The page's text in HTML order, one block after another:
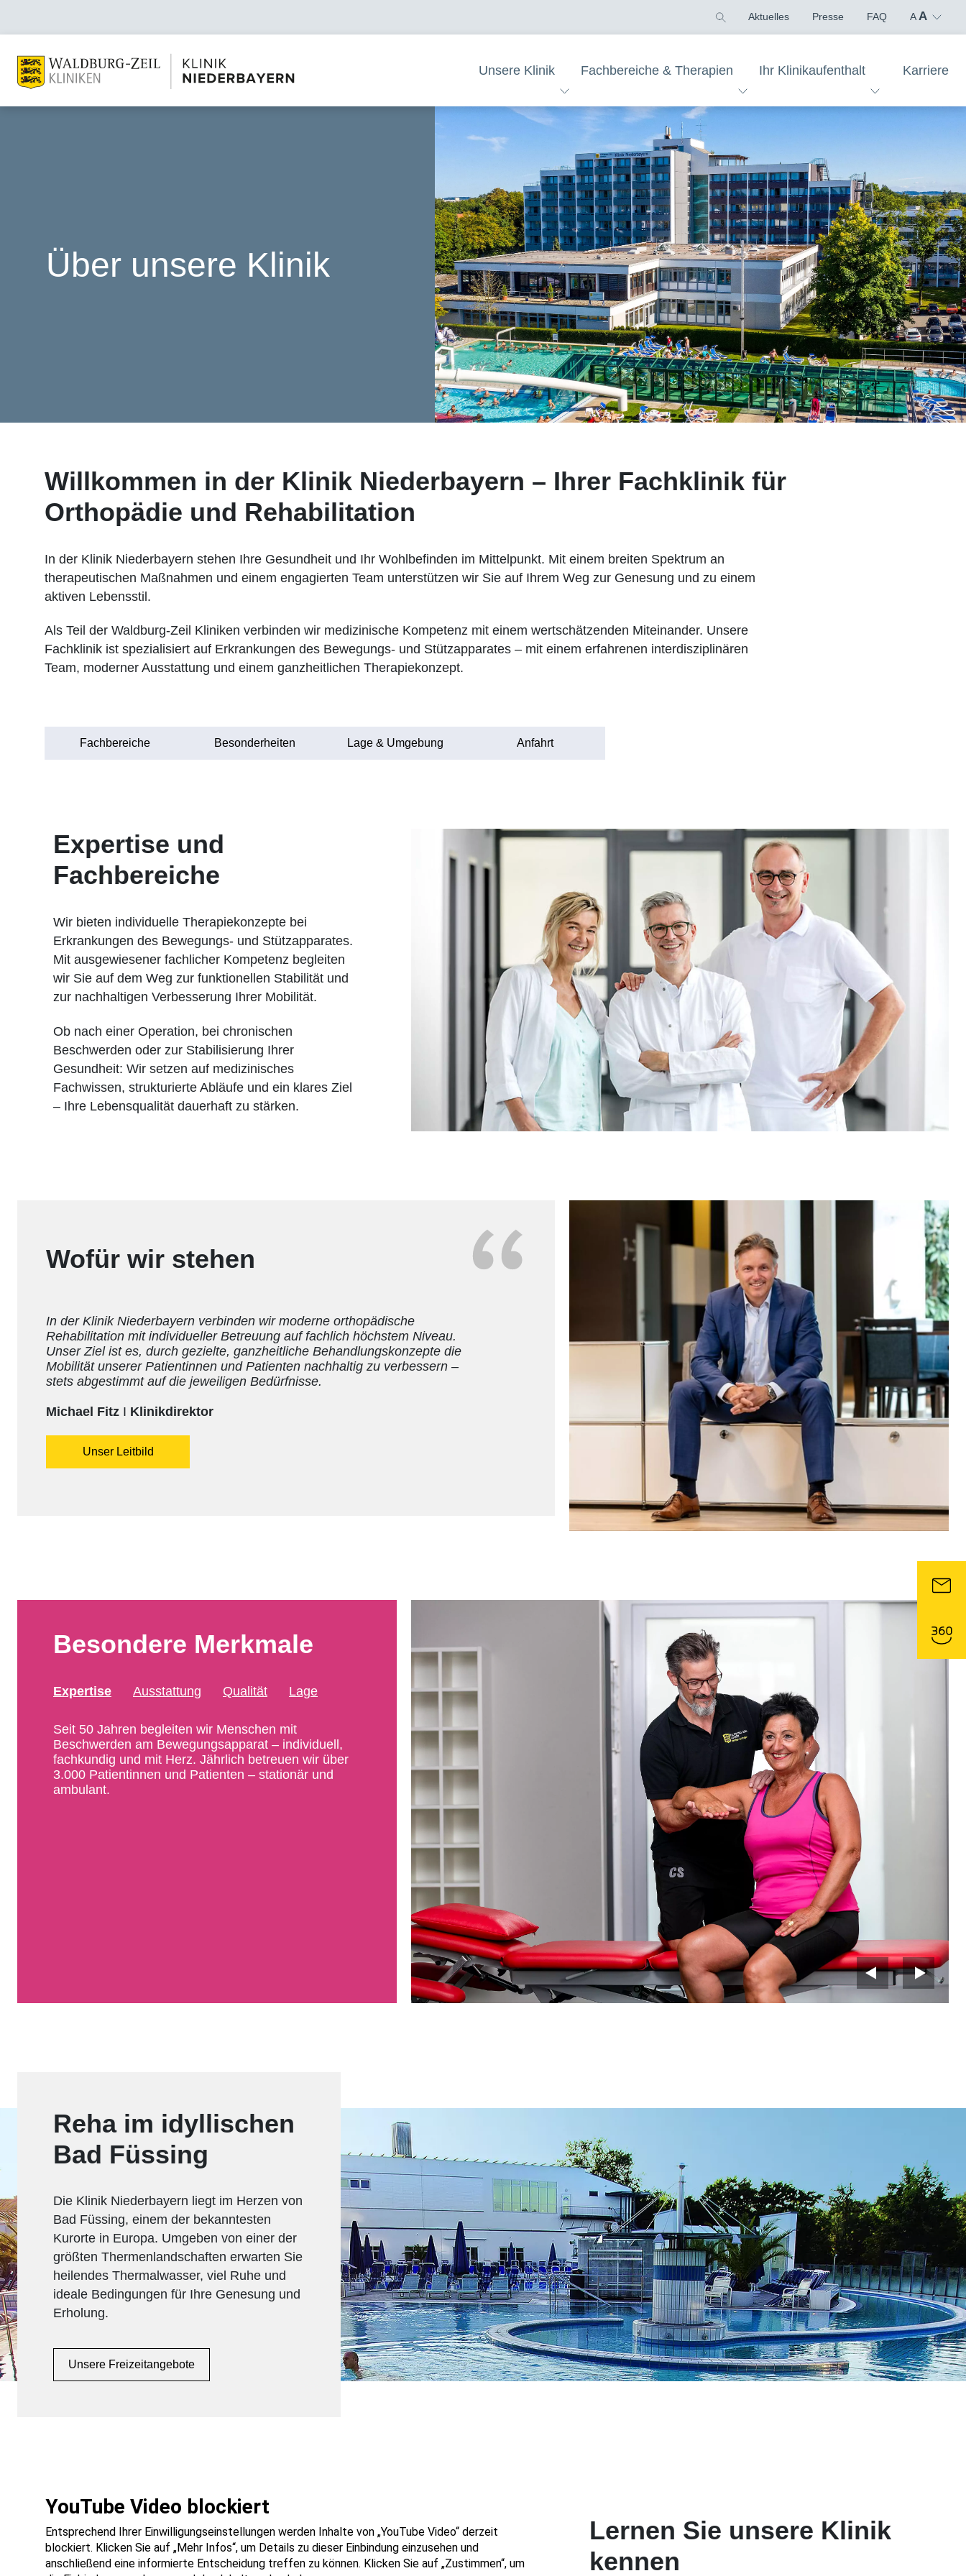
Aktuelles Presse FAQ A A
Unsere Klinik Fachbereiche & Therapien Ihr Klinikaufenthalt Karriere
Über unsere Klinik
Willkommen in der Klinik Niederbayern – Ihrer Fachklinik für
Orthopädie und Rehabilitation
In der Klinik Niederbayern stehen Ihre Gesundheit und Ihr Wohlbefinden im Mittelpunkt. Mit einem breiten Spektrum an
therapeutischen Maßnahmen und einem engagierten Team unterstützen wir Sie auf Ihrem Weg zur Genesung und zu einem
aktiven Lebensstil.
Als Teil der Waldburg-Zeil Kliniken verbinden wir medizinische Kompetenz mit einem wertschätzenden Miteinander. Unsere
Fachklinik ist spezialisiert auf Erkrankungen des Bewegungs- und Stützapparates – mit einem erfahrenen interdisziplinären
Team, moderner Ausstattung und einem ganzheitlichen Therapiekonzept.
Fachbereiche Besonderheiten Lage & Umgebung Anfahrt
Expertise und
Fachbereiche
Wir bieten individuelle Therapiekonzepte bei
Erkrankungen des Bewegungs- und Stützapparates.
Mit ausgewiesener fachlicher Kompetenz begleiten
wir Sie auf dem Weg zur funktionellen Stabilität und
zur nachhaltigen Verbesserung Ihrer Mobilität.
Ob nach einer Operation, bei chronischen
Beschwerden oder zur Stabilisierung Ihrer
Gesundheit: Wir setzen auf medizinisches
Fachwissen, strukturierte Abläufe und ein klares Ziel
– Ihre Lebensqualität dauerhaft zu stärken.
Wofür wir stehen
In der Klinik Niederbayern verbinden wir moderne orthopädische
Rehabilitation mit individueller Betreuung auf fachlich höchstem Niveau.
Unser Ziel ist es, durch gezielte, ganzheitliche Behandlungskonzepte die
Mobilität unserer Patientinnen und Patienten nachhaltig zu verbessern –
stets abgestimmt auf die jeweiligen Bedürfnisse.
Michael Fitz I Klinikdirektor
Unser Leitbild
Besondere Merkmale
Expertise Ausstattung Qualität Lage
Seit 50 Jahren begleiten wir Menschen mit
Beschwerden am Bewegungsapparat – individuell,
fachkundig und mit Herz. Jährlich betreuen wir über
3.000 Patientinnen und Patienten – stationär und
ambulant.
Reha im idyllischen
Bad Füssing
Die Klinik Niederbayern liegt im Herzen von
Bad Füssing, einem der bekanntesten
Kurorte in Europa. Umgeben von einer der
größten Thermenlandschaften erwarten Sie
heilendes Thermalwasser, viel Ruhe und
ideale Bedingungen für Ihre Genesung und
Erholung.
Unsere Freizeitangebote
Lernen Sie unsere Klinik
kennen